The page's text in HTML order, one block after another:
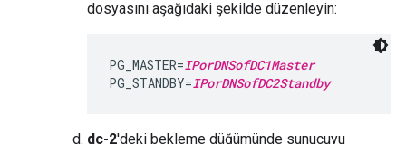
dosyasını aşağıdaki şekilde düzenleyin:
PG_MASTER=IPorDNSofDC1Master
PG_STANDBY=IPorDNSofDC2Standby
dc-2'deki bekleme düğümünde sunucuyu